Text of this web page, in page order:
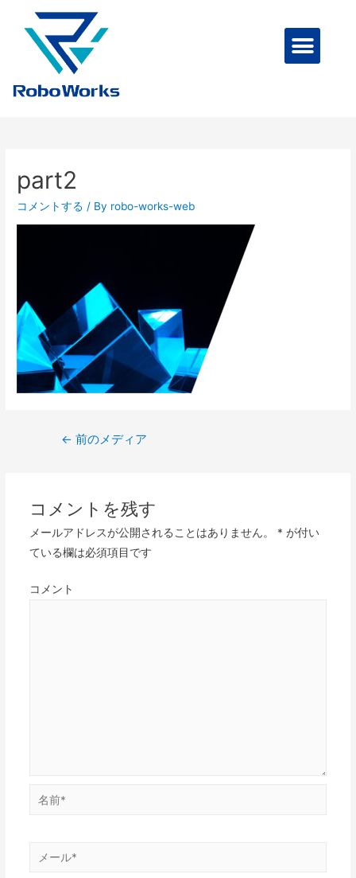
part2
コメントする / By robo-works-web
← 前のメディア
コメントを残す
メールアドレスが公開されることはありません。 * が付い
ている欄は必須項目です
コメント